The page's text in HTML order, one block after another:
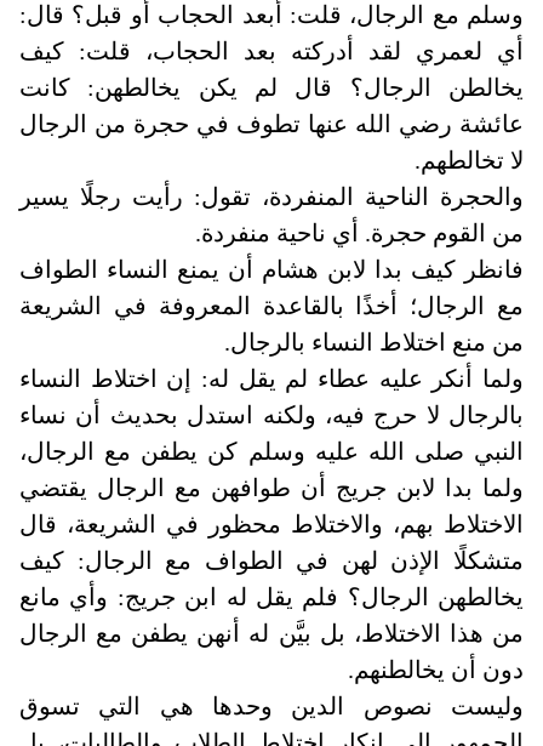
وسلم مع الرجال، قلت: أبعد الحجاب أو قبل؟ قال:
أي لعمري لقد أدركته بعد الحجاب، قلت: كيف
يخالطن الرجال؟ قال لم يكن يخالطهن: كانت
عائشة رضي الله عنها تطوف في حجرة من الرجال
لا تخالطهم.
والحجرة الناحية المنفردة، تقول: رأيت رجلًا يسير
من القوم حجرة. أي ناحية منفردة.
فانظر كيف بدا لابن هشام أن يمنع النساء الطواف
مع الرجال؛ أخذًا بالقاعدة المعروفة في الشريعة
من منع اختلاط النساء بالرجال.
ولما أنكر عليه عطاء لم يقل له: إن اختلاط النساء
بالرجال لا حرج فيه، ولكنه استدل بحديث أن نساء
النبي صلى الله عليه وسلم كن يطفن مع الرجال،
ولما بدا لابن جريج أن طوافهن مع الرجال يقتضي
الاختلاط بهم، والاختلاط محظور في الشريعة، قال
متشكلًا الإذن لهن في الطواف مع الرجال: كيف
يخالطهن الرجال؟ فلم يقل له ابن جريج: وأي مانع
من هذا الاختلاط، بل بيَّن له أنهن يطفن مع الرجال
دون أن يخالطنهم.
وليست نصوص الدين وحدها هي التي تسوق